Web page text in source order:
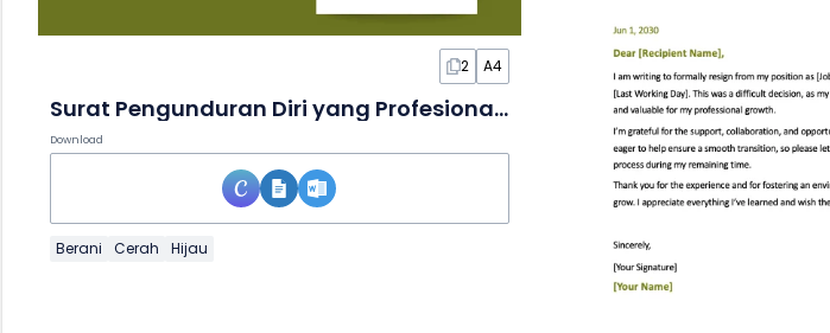
2 A4
Surat Pengunduran Diri yang Profesional dalam Dokumen
Download
Berani Cerah Hijau